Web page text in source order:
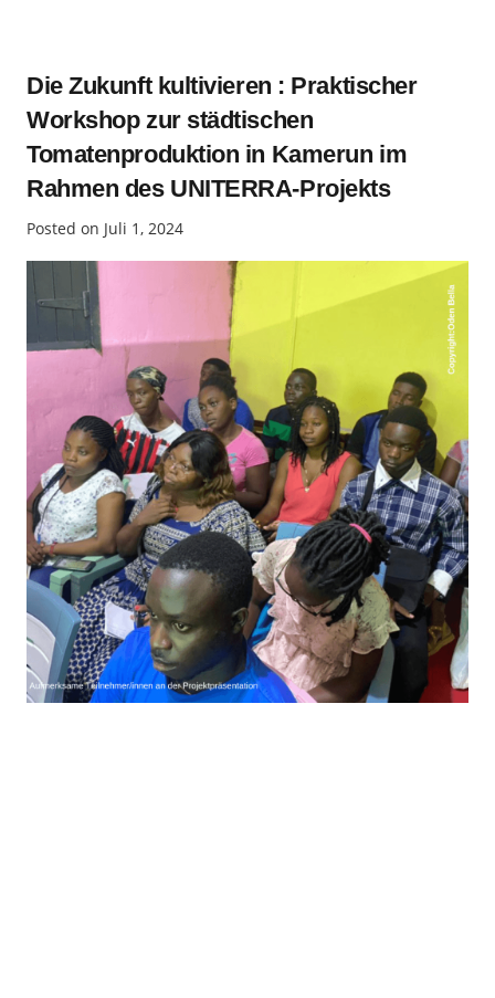
Die Zukunft kultivieren : Praktischer
Workshop zur städtischen
Tomatenproduktion in Kamerun im
Rahmen des UNITERRA-Projekts
Posted on Juli 1, 2024